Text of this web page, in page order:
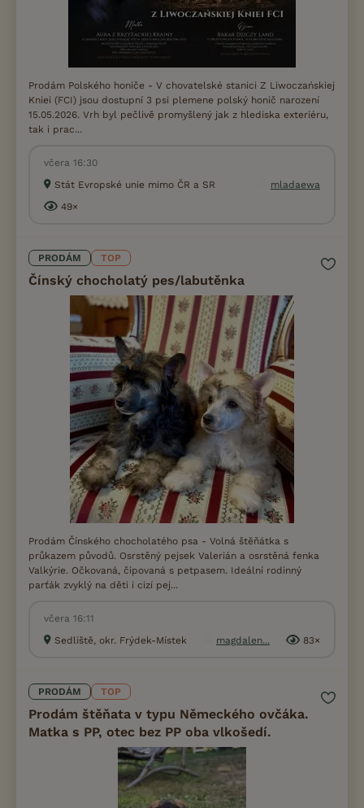
Prodám Polského honiče - V chovatelské stanici Z Liwoczańskiej
Kniei (FCI) jsou dostupní 3 psi plemene polský honič narození
15.05.2026. Vrh byl pečlivě promyšlený jak z hlediska exteriéru,
tak i prac...
včera 16:30
Stát Evropské unie mimo ČR a SR
mladaewa
49×
PRODÁM TOP
Čínský chocholatý pes/labutěnka
Prodám Čínského chocholatého psa - Volná štěňátka s
průkazem původů. Osrstěný pejsek Valerián a osrstěná fenka
Valkýrie. Očkovaná, čipovaná s petpasem. Ideální rodinný
parťák zvyklý na děti i cizí pej...
včera 16:11
Sedliště, okr. Frýdek-Místek
magdalen... 83×
PRODÁM TOP
Prodám štěňata v typu Německého ovčáka.
Matka s PP, otec bez PP oba vlkošedí.